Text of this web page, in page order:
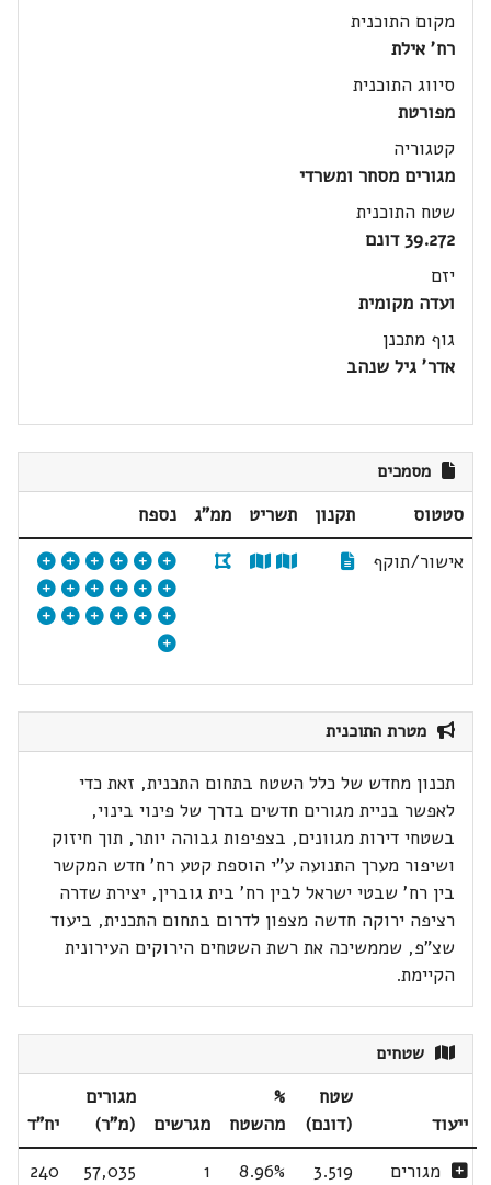
מקום התוכנית
רח' אילת
סיווג התוכנית
מפורטת
קטגוריה
מגורים מסחר ומשרדי
שטח התוכנית
39.272 דונם
יזם
ועדה מקומית
גוף מתכנן
אדר' גיל שנהב
מסמכים
סטטוס תקנון תשריט ממ"ג
נספח
אישור/תוקף
מטרת התוכנית
תכנון מחדש של כלל השטח בתחום התכנית, זאת כדי
לאפשר בניית מגורים חדשים בדרך של פינוי בינוי,
בשטחי דירות מגוונים, בצפיפות גבוהה יותר, תוך חיזוק
ושיפור מערך התנועה ע"י הוספת קטע רח' חדש המקשר
בין רח' שבטי ישראל לבין רח' בית גוברין, יצירת שדרה
רציפה ירוקה חדשה מצפון לדרום בתחום התכנית, ביעוד
שצ"פ, שממשיכה את רשת השטחים הירוקים העירונית
הקיימת.
שטחים
ייעוד
שטח
(דונם)
%
מהשטח
מגרשים
מגורים
(מ"ר)
יח"ד
מגורים
3.519
8.96%
1
57,035
240